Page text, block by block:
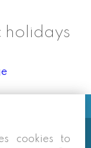
holidays
cookies to